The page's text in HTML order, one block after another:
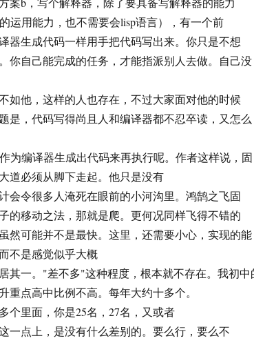
运用能力，也不需要会lisp语言），有一个前
器生成代码一样用手把代码写出来。你只是不想
你自己能完成的任务，才能指派别人去做。自己没
如他，这样的人也存在，不过大家面对他的时候
是，代码写得尚且人和编译器都不忍卒读，又怎么
为编译器生成出代码来再执行呢。作者这样说，固
道必须从脚下走起。他只是没有
会令很多人淹死在眼前的小河沟里。鸿鹄之飞固
的移动之法，那就是爬。更何况同样飞得不错的
然可能并不是最快。这里，还需要小心，实现的能
不是感觉似乎大概
其一。"差不多"这种程度，根本就不存在。我初中
重点高中比例不高。每年大约十多个。
个里面，你是25名，27名，又或者
一点上，是没有什么差别的。要么行，要么不